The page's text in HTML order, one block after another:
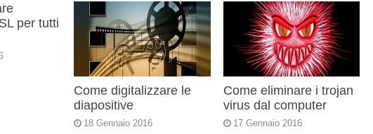
per tutti
Come digitalizzare le
diapositive
18 Gennaio 2016
Come eliminare i trojan
virus dal computer
17 Gennaio 2016